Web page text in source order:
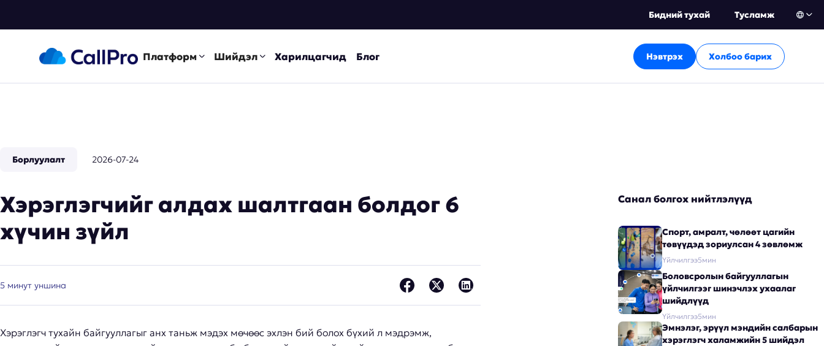
Бидний тухай Тусламж
Платформ Шийдэл Харилцагчид Блог Нэвтрэх Холбоо барих
Борлуулалт 2026-07-24
Хэрэглэгчийг алдах шалтгаан болдог 6
хүчин зүйл
5 минут уншина
Хэрэглэгч тухайн байгууллагыг анх таньж мэдэх мөчөөс эхлэн бий болох бүхий л мэдрэмж,
Санал болгох нийтлэлүүд
Спорт, амралт, чөлөөт цагийн
төвүүдэд зориулсан 4 зөвлөмж
Үйлчилгээ5мин
Боловсролын байгууллагын
үйлчилгээг шинэчлэх ухаалаг
шийдлүүд
Үйлчилгээ5мин
Эмнэлэг, эрүүл мэндийн салбарын
хэрэглэгч халамжийн 5 шийдэл